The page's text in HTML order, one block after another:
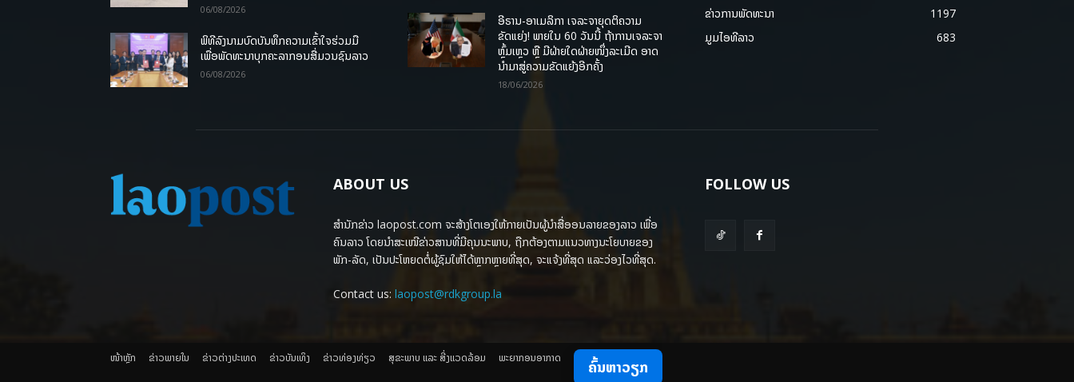
06/08/2026
ພິທີລົງນາມບົດບັນທຶກຄວາມເຂົ້າໃຈຮ່ວມມື
ເພື່ອພັດທະນາບຸກຄະລາກອນສື່ມວນຊົນລາວ
06/08/2026
ອີຣານ-ອາເມລິກາ ເຈລະຈາຍຸດຕິຄວາມ
ຂັດແຍ່ງ! ພາຍໃນ 60 ວັນນີ້ ຖ້າການເຈລະຈາ
ຫຼົ້ມເຫຼວ ຫຼື ມີຝ່າຍໃດຝ່າຍໜຶ່ງລະເມີດ ອາດ
ນໍາມາສູ່ຄວາມຂັດແຍ້ງອີກຄັ້ງ
18/06/2026
ຂ່າວການພັດທະນາ
1197
ມູມໄອທີລາວ
683
ABOUT US
ສຳນັກຂ່າວ laopost.com ຈະສ້າງໂຕເອງໃຫ້ກາຍເປັນຜູ້ນຳສື່ອອນລາຍຂອງລາວ ເພື່ອ
ຄົນລາວ ໂດຍນຳສະເໜີຂ່າວສານທີ່ມີຄຸນນະພາບ, ຖືກຕ້ອງຕາມແນວທາງນະໂຍບາຍຂອງ
ພັກ-ລັດ, ເປັນປະໂຫຍດຕໍ່ຜູ້ຊົມໃຫ້ໄດ້ຫຼາກຫຼາຍທີ່ສຸດ, ຈະແຈ້ງທີ່ສຸດ ແລະວ່ອງໄວທີ່ສຸດ.
Contact us: laopost@rdkgroup.la
FOLLOW US
ໜ້າຫຼັກ ຂ່າວພາຍ​ໃນ ຂ່າວຕ່າງປະເທດ ​ຂ່າວບັນເທິງ ​ຂ່າວທ່ອງທ່ຽວ ສຸຂະພາບ ແລະ ສີ່ງແວດລ້ອມ ພະຍາກອນອາກາດ ຄົ້ນຫາວຽກ